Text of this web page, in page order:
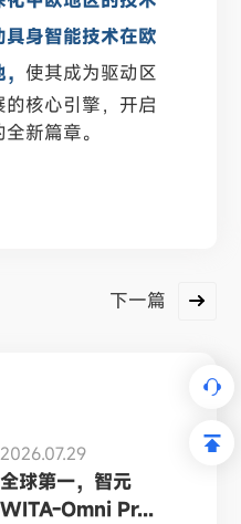
身智能技术在欧
使其成为驱动区
核心引擎，开启
新篇章。
下一篇
2026.07.29
全球第一，智元
WITA-Omni Pr...